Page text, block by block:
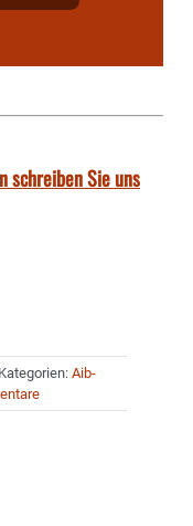
schreiben Sie uns
Kategorien: Aib-